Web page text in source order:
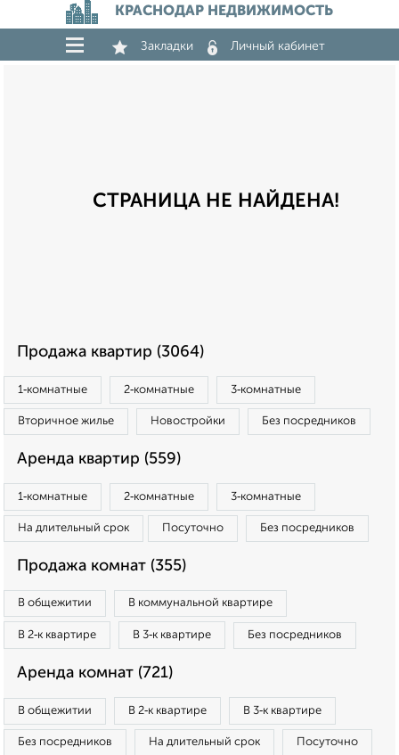
КРАСНОДАР НЕДВИЖИМОСТЬ
Закладки Личный кабинет
СТРАНИЦА НЕ НАЙДЕНА!
Продажа квартир (3064)
1‑комнатные 2‑комнатные 3‑комнатные
Вторичное жилье Новостройки Без посредников
Аренда квартир (559)
1‑комнатные 2‑комнатные 3‑комнатные
На длительный срок Посуточно Без посредников
Продажа комнат (355)
В общежитии В коммунальной квартире
В 2‑к квартире В 3‑к квартире Без посредников
Аренда комнат (721)
В общежитии В 2‑к квартире В 3‑к квартире
Без посредников На длительный срок Посуточно